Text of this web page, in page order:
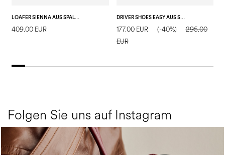
LOAFER SIENNA AUS SPALTLEDER
409.00 EUR
DRIVER SHOES EASY AUS SPALTLEDER
177.00 EUR (-40%)
295.00
EUR
Folgen Sie uns auf Instagram